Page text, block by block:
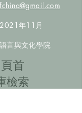
年11月
言與文化學院
首
檢索